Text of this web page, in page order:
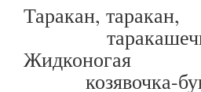
Таракан, таракан,
Жидконогая
козявочка-